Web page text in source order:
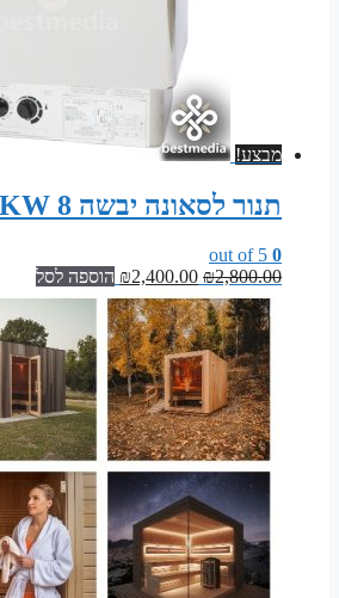
מבצע!
תנור לסאונה יבשה 8 KW עם פיקוד עצמי (גוף נירוסטה)
0
₪2,800.00
המחיר
המקורי
היה:
₪2,800.00.
₪2,400.00
המחיר
הנוכחי
הוא:
₪2,400.00.
הוספה לסל